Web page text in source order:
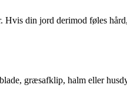
din jord derimod føles
græsafklip, halm eller